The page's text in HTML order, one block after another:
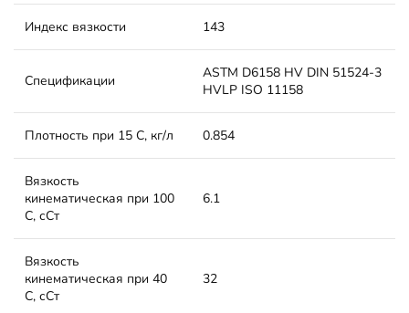
Индекс вязкости 143
Спецификации ASTM D6158 HV DIN 51524-3
HVLP ISO 11158
Плотность при 15 С, кг/л 0.854
Вязкость
кинематическая при 100
С, сСт
6.1
Вязкость
кинематическая при 40
С, сСт
32